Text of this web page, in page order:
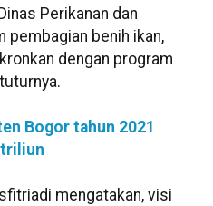
Perikanan dan
pembagian benih ikan,
dengan program
Bogor tahun 2021
triliun
mengatakan, visi